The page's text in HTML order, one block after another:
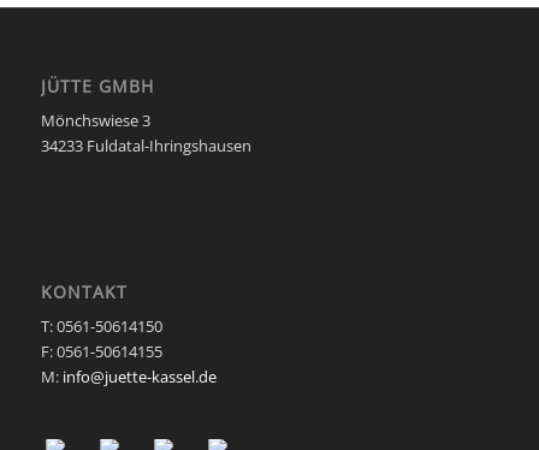
ausgefüllt
JÜTTE GMBH
Mönchswiese 3
34233 Fuldatal-Ihringshausen
KONTAKT
T: 0561-50614150
F: 0561-50614155
M: info@juette-kassel.de